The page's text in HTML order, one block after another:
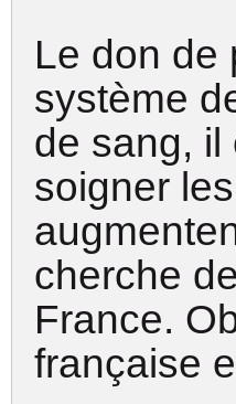
Le don de
système
de sang, il
soigner
cherche
France.
française